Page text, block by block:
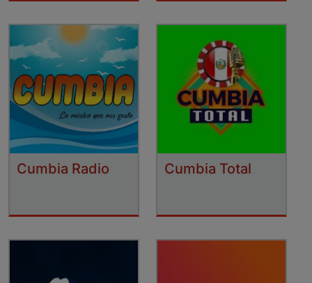
Cumbia Radio Cumbia Total